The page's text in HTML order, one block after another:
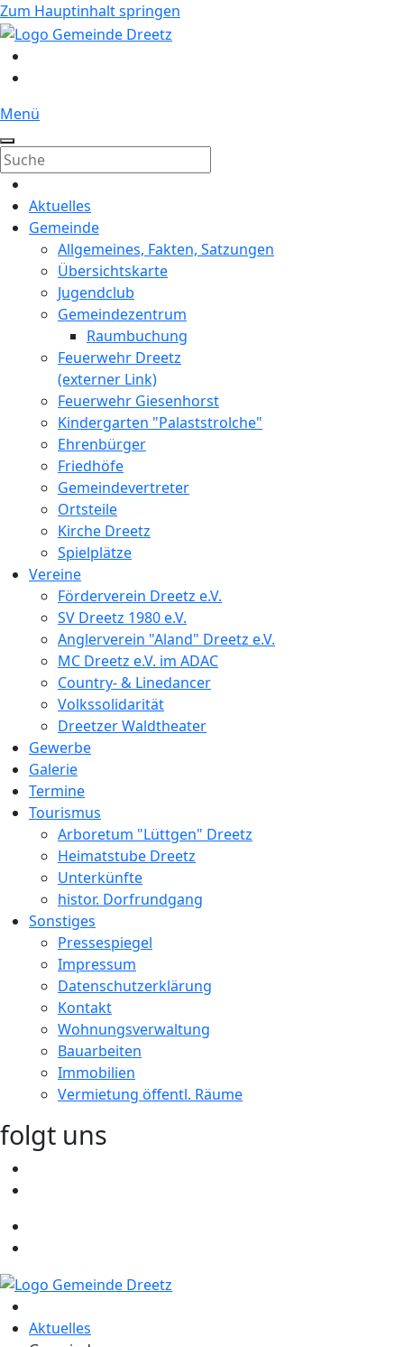
Zum Hauptinhalt springen
Menü
Aktuelles
Gemeinde
Allgemeines, Fakten, Satzungen
Übersichtskarte
Jugendclub
Gemeindezentrum
Raumbuchung
Feuerwehr Dreetz
(externer Link)
Feuerwehr Giesenhorst
Kindergarten "Palaststrolche"
Ehrenbürger
Friedhöfe
Gemeindevertreter
Ortsteile
Kirche Dreetz
Spielplätze
Vereine
Förderverein Dreetz e.V.
SV Dreetz 1980 e.V.
Anglerverein "Aland" Dreetz e.V.
MC Dreetz e.V. im ADAC
Country- & Linedancer
Volkssolidarität
Dreetzer Waldtheater
Gewerbe
Galerie
Termine
Tourismus
Arboretum "Lüttgen" Dreetz
Heimatstube Dreetz
Unterkünfte
histor. Dorfrundgang
Sonstiges
Pressespiegel
Impressum
Datenschutzerklärung
Kontakt
Wohnungsverwaltung
Bauarbeiten
Immobilien
Vermietung öffentl. Räume
folgt uns
Aktuelles